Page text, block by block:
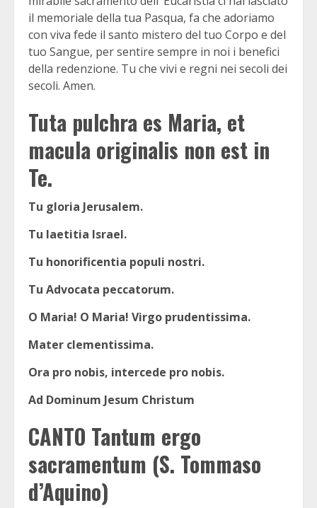
il memoriale della tua Pasqua, fa che adoriamo
con viva fede il santo mistero del tuo Corpo e del
tuo Sangue, per sentire sempre in noi i benefici
della reden­zione. Tu che vivi e regni nei secoli dei
secoli. Amen.
Tuta pulchra es Maria, et
macula originalis non est in
Te.
Tu gloria Jerusalem.
Tu laetitia Israel.
Tu honorificentia populi nostri.
Tu Advocata peccatorum.
O Maria! O Maria! Virgo prudentissima.
Mater clementissima.
Ora pro nobis, intercede pro nobis.
Ad Dominum Jesum Christum
CANTO Tantum ergo
sacramentum (S. Tommaso
d’Aquino)